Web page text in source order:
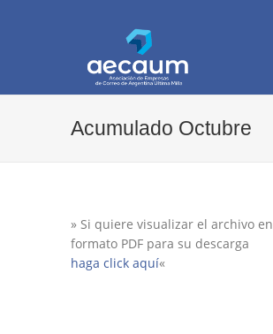
Acumulado Octubre
» Si quiere visualizar el archivo en
formato PDF para su descarga
haga click aquí«